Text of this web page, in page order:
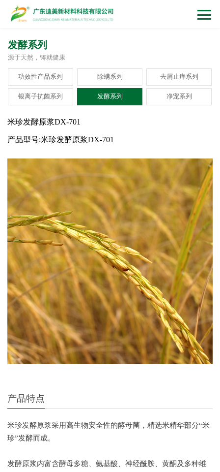
发酵系列
源于天然，铸就健康
功效性产品系列 除螨系列 去屑止痒系列
银离子抗菌系列 发酵系列 净宠系列
米珍发酵原浆DX-701
产品型号:米珍发酵原浆DX-701
产品特点
米珍发酵原浆采用高生物安全性的酵母菌，精选米精华部分“米
珍”发酵而成。
发酵原浆内富含酵母多糖、氨基酸、神经酰胺、黄酮及多种维